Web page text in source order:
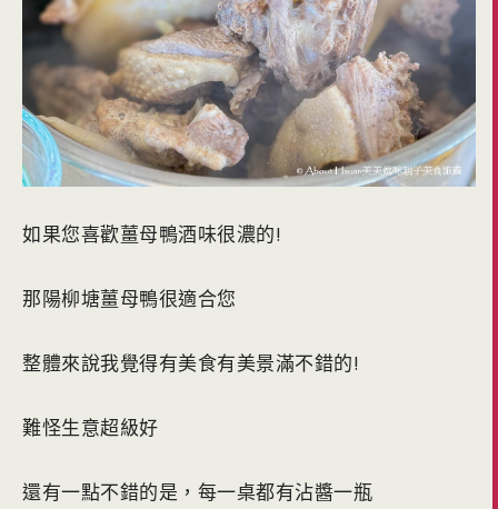
如果您喜歡薑母鴨酒味很濃的!
那陽柳塘薑母鴨很適合您
整體來說我覺得有美食有美景滿不錯的!
難怪生意超級好
還有一點不錯的是，每一桌都有沾醬一瓶